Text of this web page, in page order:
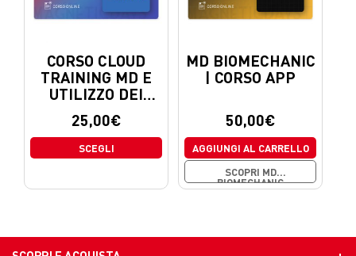
CORSO CLOUD
TRAINING MD E
UTILIZZO DEI
PLUG-IN
25,00€
SCEGLI
MD BIOMECHANIC
| CORSO APP
50,00€
AGGIUNGI AL CARRELLO
SCOPRI MD
BIOMECHANIC